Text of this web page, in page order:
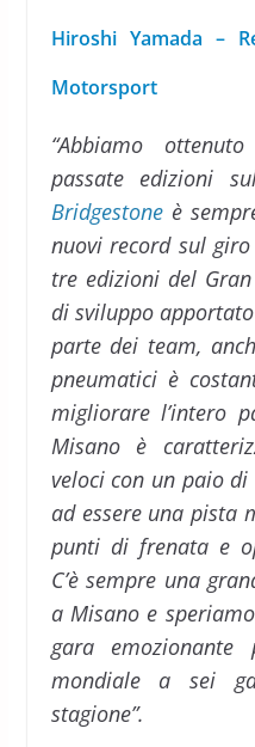
Hiroshi Yamada –
Motorsport
“Abbiamo
passate edizioni
Bridgestoneè
nuovi record sul
tre edizioni del
di sviluppo
parte dei team,
pneumatici è
migliorare l’intero
Misano è
veloci con un paio
ad essere una pista
punti di frenata e
C’è sempre una
a Misano e
gara
mondiale a sei
stagione”.